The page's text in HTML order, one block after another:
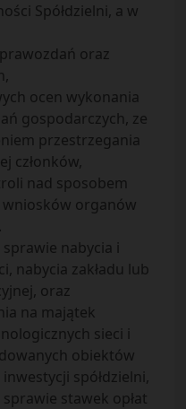
Spółdzielni, a w
oraz
ocen wykonania
gospodarczych, ze
przestrzegania
członków,
nad sposobem
wniosków organów
nabycia i
nabycia zakładu lub
oraz
na majątek
sieci i
obiektów
spółdzielni,
stawek opłat